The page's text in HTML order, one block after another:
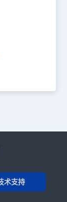
术支持